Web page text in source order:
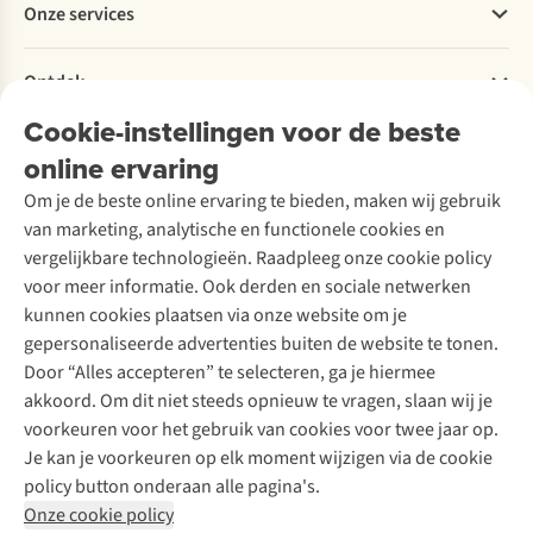
Cookie-instellingen voor de beste
online ervaring
Om je de beste online ervaring te bieden, maken wij gebruik
van marketing, analytische en functionele cookies en
vergelijkbare technologieën. Raadpleeg onze cookie policy
voor meer informatie. Ook derden en sociale netwerken
kunnen cookies plaatsen via onze website om je
gepersonaliseerde advertenties buiten de website te tonen.
Door “Alles accepteren” te selecteren, ga je hiermee
akkoord. Om dit niet steeds opnieuw te vragen, slaan wij je
voorkeuren voor het gebruik van cookies voor twee jaar op.
Je kan je voorkeuren op elk moment wijzigen via de cookie
policy button onderaan alle pagina's.
Onze cookie policy
Levering
Retourneren
Bestelling herroepen
Garantie
Contact
Explore More
Verantwoord ondernemen
Over Ayacucho
Onze winkels
Over A.S.Adventure
Toegankelijkheidsverklaring
Onze services
Ski-onderhoud
Wasservice
Schoenonderhoud
Schoenherstelling
Kledingherstelling
Retouches
Voor bedrijven
Ontdek
A.S.Magazine
Podcast
Explore Academy
Explore Camp
Gear Check
Inspiratie & advies
Meld je aan voor de nieuwsbrief
Follow us
Disclaimer Privacy Policy
Algemene voorwaarden
Cookie Policy